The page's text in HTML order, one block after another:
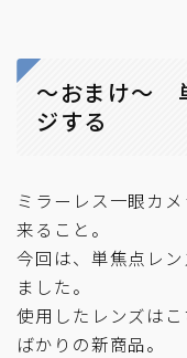
～おまけ～
ジする
ミラーレス一眼カ
来ること。
今回は、単焦点レ
ました。
使用したレンズは
ばかりの新商品。